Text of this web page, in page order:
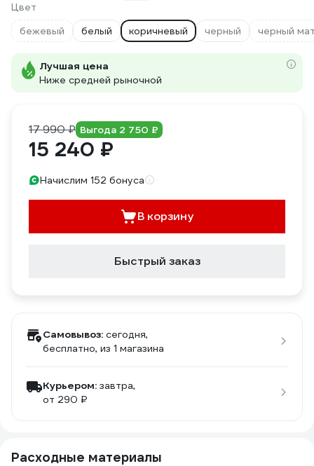
Цвет
бежевый
белый коричневый черный черный
Лучшая цена
Ниже средней рыночной
17 990 ₽ Выгода 2 750 ₽
15 240 ₽
Начислим 152 бонуса
В корзину
Быстрый заказ
Самовывоз: сегодня,
бесплатно, из 1 магазина
Курьером: завтра,
от 290 ₽
Расходные материалы